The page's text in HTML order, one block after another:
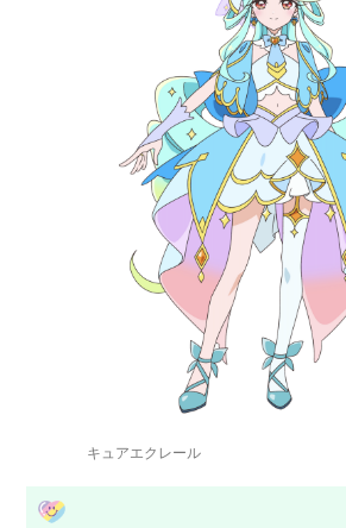
キュアエクレール